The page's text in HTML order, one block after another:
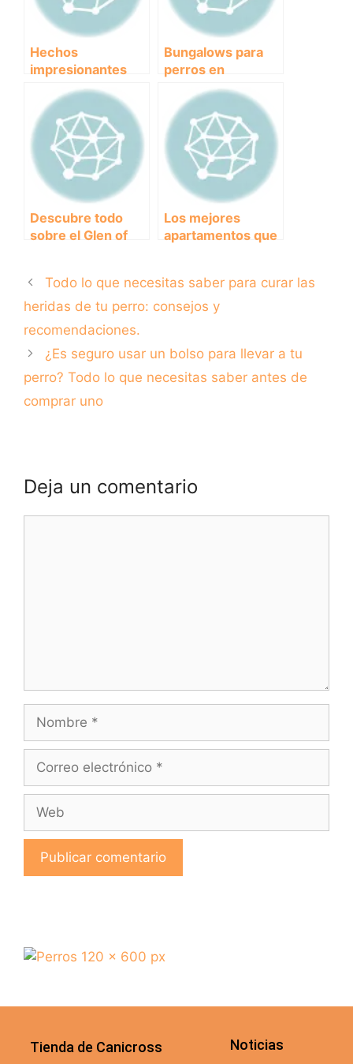
Hechos
impresionantes
sobre la fuerza del
Pitbull
Bungalows para
perros en
Cataluña:
¡Vacaciones juntos
sin
preocupaciones!
Descubre todo
sobre el Glen of
irlandesa llena de
energía y carisma.
Los mejores
apartamentos que
encontrar el hogar
perfecto para ti y
Todo lo que necesitas saber para curar las
heridas de tu perro: consejos y
recomendaciones.
¿Es seguro usar un bolso para llevar a tu
perro? Todo lo que necesitas saber antes de
comprar uno
Deja un comentario
Tienda de Canicross Noticias